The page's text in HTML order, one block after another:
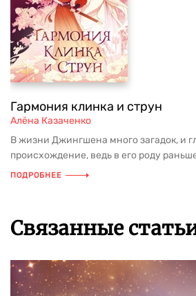
Гармония клинка и струн
Алёна Казаченко
В жизни Джингшена много загадок, и
происхождение, ведь в его роду
ПОДРОБНЕЕ
Связанные